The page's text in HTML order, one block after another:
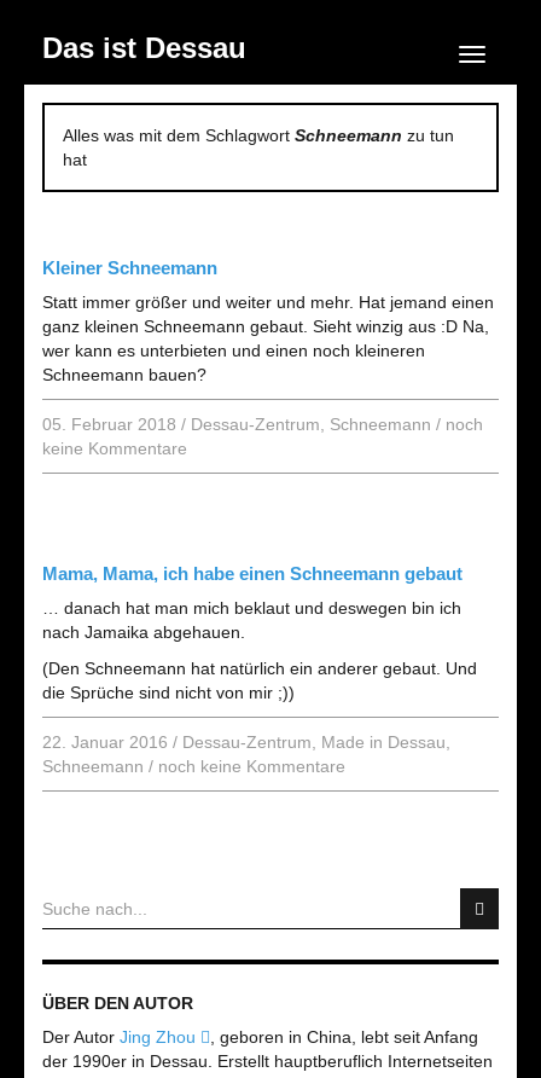
Das ist Dessau Navigation
Alles was mit dem Schlagwort Schneemann zu tun
hat
Kleiner Schneemann
Statt immer größer und weiter und mehr. Hat jemand einen
ganz kleinen Schneemann gebaut. Sieht winzig aus :D Na,
wer kann es unterbieten und einen noch kleineren
Schneemann bauen?
05. Februar 2018 / Dessau-Zentrum Schneemann / noch
keine Kommentare
Mama, Mama, ich habe einen Schneemann gebaut
… danach hat man mich beklaut und deswegen bin ich
nach Jamaika abgehauen.
(Den Schneemann hat natürlich ein anderer gebaut. Und
die Sprüche sind nicht von mir ;))
22. Januar 2016 / Dessau-Zentrum Made in Dessau
Schneemann / noch keine Kommentare
ÜBER DEN AUTOR
Der Autor Jing Zhou
, geboren in China, lebt seit Anfang
der 1990er in Dessau. Erstellt hauptberuflich Internetseiten